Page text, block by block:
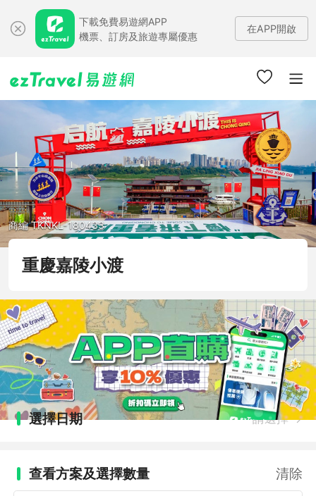
下載免費易遊網APP
機票、訂房及旅遊專屬優惠
在APP開啟
商編 TKNKL-180433
重慶嘉陵小渡
選擇日期 請選擇
查看方案及選擇數量 清除